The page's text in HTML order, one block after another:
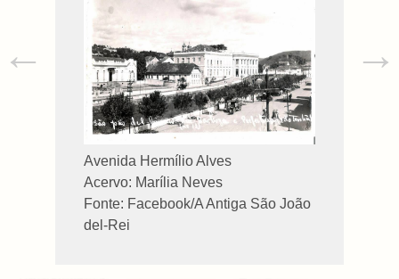
Avenida Hermílio Alves
Acervo: Marília Neves
Fonte: Facebook/A Antiga São João
del-Rei
← →